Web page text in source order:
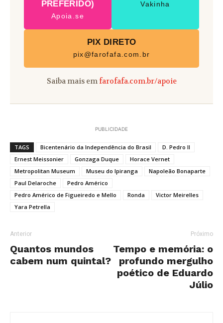
PREFERIDO)
Apoia.se
Vakinha
PIX DIRETO
pix@farofafa.com.br
Saiba mais emfarofafa.com.br/apoie
PUBLICIDADE
TAGS Bicentenário da Independência do Brasil
D. Pedro II
Ernest Meissonier
Gonzaga Duque
Horace Vernet
Metropolitan Museum
Museu do Ipiranga
Napoleão Bonaparte
Paul Delaroche
Pedro Américo
Pedro Américo de Figueiredo e Mello
Ronda
Victor Meirelles
Yara Petrella
Anterior
Quantos mundos
cabem num quintal?
Próximo
Tempo e memória: o
profundo mergulho
poético de Eduardo
Júlio